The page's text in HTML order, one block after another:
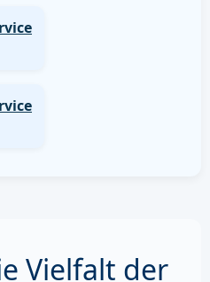
Vielfalt der